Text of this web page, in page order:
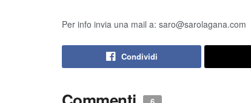
Per info invia una mail a: saro@sarolagana.com
Condividi